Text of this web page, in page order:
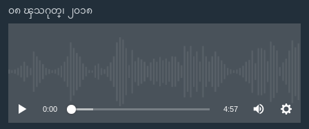
ကျော်
ကြည့်
အမေရိကန်သုံးအီဒီယံ
အပတ်စဉ်ကဏ္ဍများ
၀၈ ၾသဂုတ္၊ ၂၀၁၈
0:00 4:57